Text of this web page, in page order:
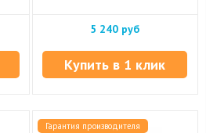
5 240 руб
Купить в 1 клик
Гарантия производителя